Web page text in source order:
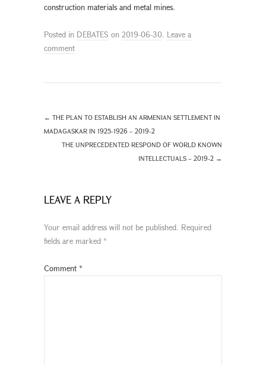
construction materials and metal mines.
Posted in DEBATES on 2019-06-30. Leave a
comment
← THE PLAN TO ESTABLISH AN ARMENIAN SETTLEMENT IN
MADAGASKAR IN 1925-1926 – 2019-2
THE UNPRECEDENTED RESPOND OF WORLD KNOWN
INTELLECTUALS – 2019-2 →
LEAVE A REPLY
Your email address will not be published. Required
fields are marked *
Comment *